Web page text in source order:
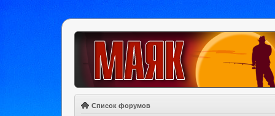
Список форумов